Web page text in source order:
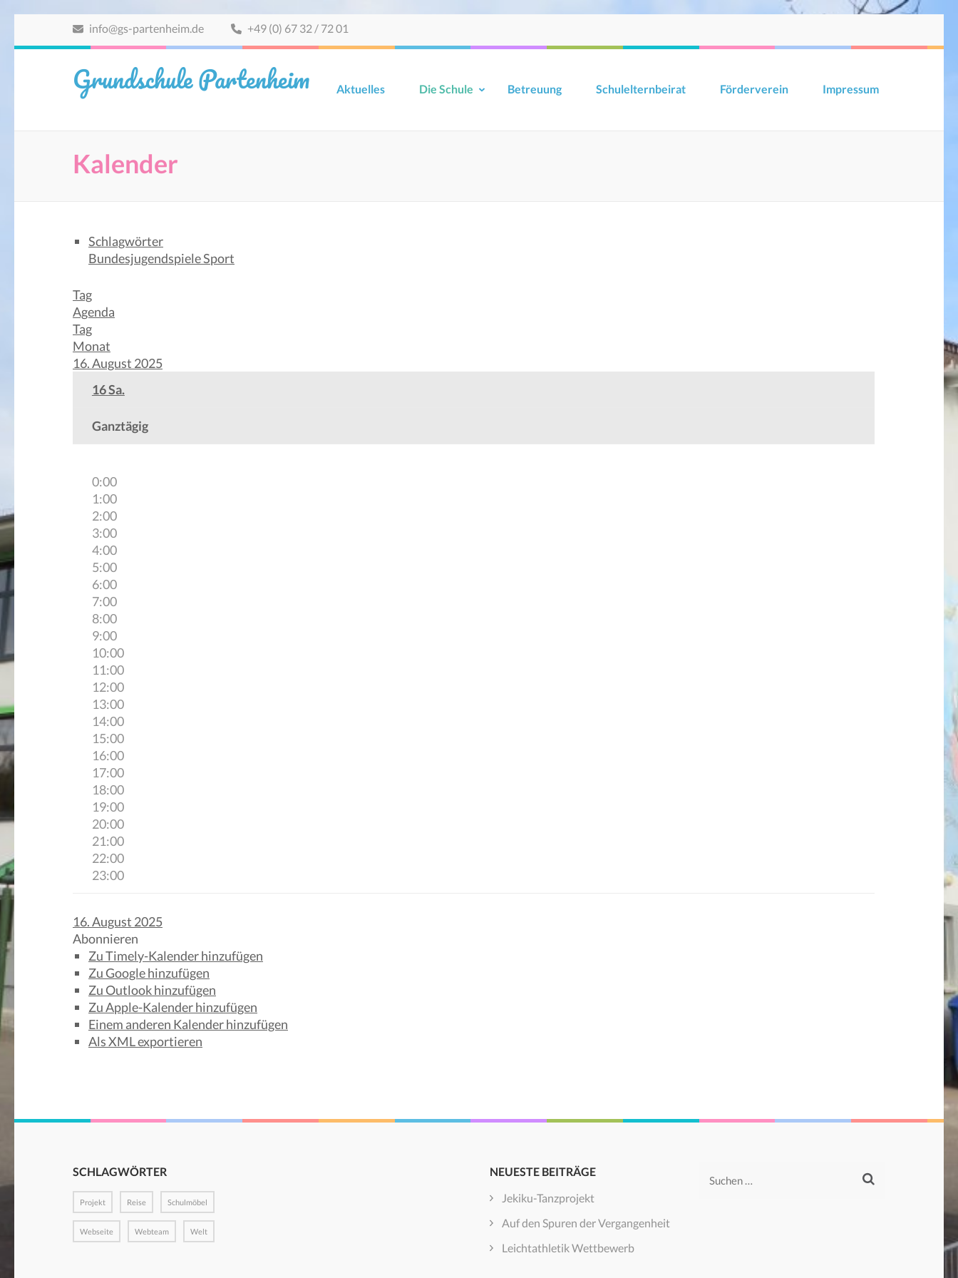
(Eingabetaste
info@gs-partenheim.de +49 (0) 67 32 / 72 01
Grundschule Partenheim Aktuelles Die Schule Betreuung Schulelternbeirat Förderverein Impressum
Kalender
Schlagwörter
BundesjugendspieleSport
Tag
Agenda
Tag
Monat
16. August 2025
16Sa.
Ganztägig
0:00
1:00
2:00
3:00
4:00
5:00
6:00
7:00
8:00
9:00
10:00
11:00
12:00
13:00
14:00
15:00
16:00
17:00
18:00
19:00
20:00
21:00
22:00
23:00
16. August 2025
Abonnieren
Zu Timely-Kalender hinzufügen
Zu Google hinzufügen
Zu Outlook hinzufügen
Zu Apple-Kalender hinzufügen
Einem anderen Kalender hinzufügen
Als XML exportieren
SCHLAGWÖRTER
Projekt Reise Schulmöbel
Webseite Webteam Welt
NEUESTE BEITRÄGE
Jekiku-Tanzprojekt
Auf den Spuren der Vergangenheit
Leichtathletik Wettbewerb
Suchen